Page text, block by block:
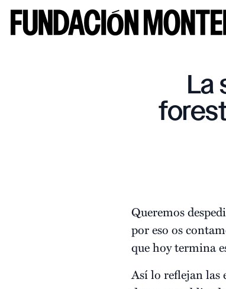
La
Queremos
por eso os
que hoy termina
Así lo reflejan las